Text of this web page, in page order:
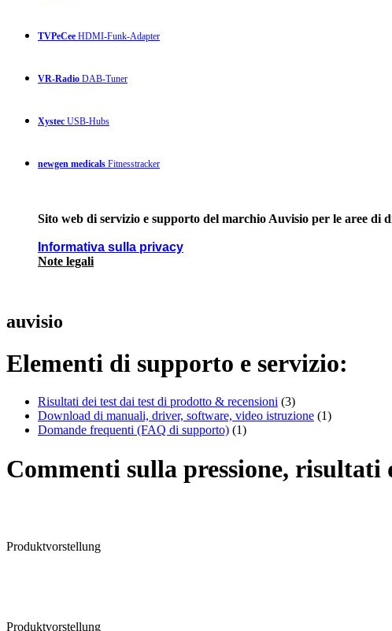
TVPeCee HDMI-Funk-Adapter
VR-Radio DAB-Tuner
Xystec USB-Hubs
newgen medicals Fitnesstracker
Sito web di servizio e supporto del marchio Auvisio per le aree di
Informativa sulla privacy
Note legali
auvisio
Elementi di supporto e servizio:
Risultati dei test dai test di prodotto & recensioni (3)
Download di manuali, driver, software, video istruzione (1)
Domande frequenti (FAQ di supporto) (1)
Commenti sulla pressione,
Produktvorstellung
Produktvorstellung